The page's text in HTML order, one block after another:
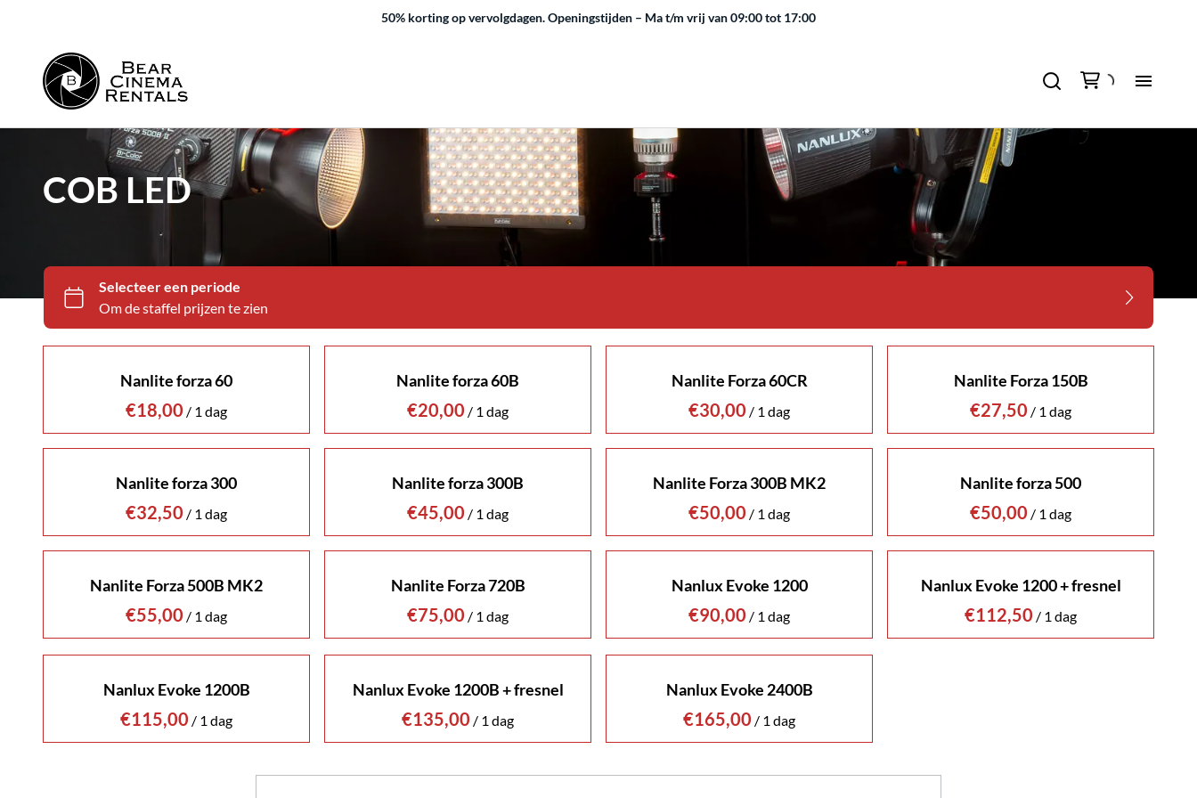
50% korting op vervolgdagen.Openingstijden – Ma t/m vrij van 09:00 tot 17:00
COB LED
Nanlite forza 60
/
Nanlite forza 60B
/
Nanlite Forza 60CR
/
Nanlite Forza 150B
/
Nanlite forza 300
/
Nanlite forza 300B
/
Nanlite Forza 300B MK2
/
Nanlite forza 500
/
Nanlite Forza 500B MK2
/
Nanlite Forza 720B
/
Nanlux Evoke 1200
/
Nanlux Evoke 1200 + fresnel
/
Nanlux Evoke 1200B
/
Nanlux Evoke 1200B + fresnel
/
Nanlux Evoke 2400B
/